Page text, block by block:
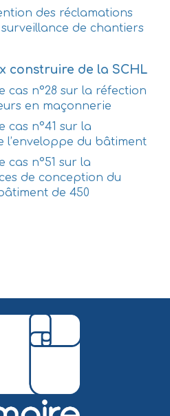
des réclamations
de chantiers
construire de la SCHL
cas n°28 sur la réfection
en maçonnerie
cas n°41 sur la
l’enveloppe du bâtiment
cas n°51 sur la
de conception du
de 450